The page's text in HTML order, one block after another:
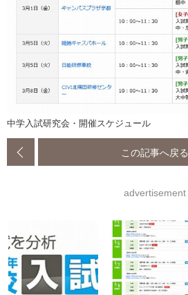
中学入試研究会・開催スケジュール
この記事へ戻る
advertisement